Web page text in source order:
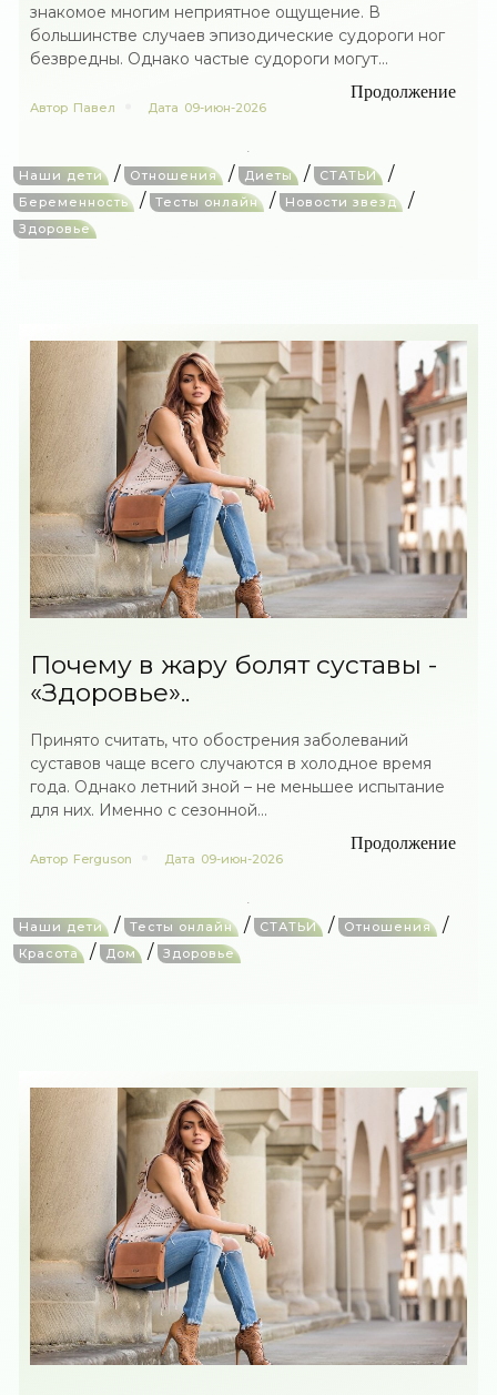
знакомое многим неприятное ощущение. В
большинстве случаев эпизодические судороги ног
безвредны. Однако частые судороги могут...
Продолжение
Автор Павел Дата 09-июн-2026
Наши дети / Отношения / Диеты / СТАТЬИ /
Беременность / Тесты онлайн / Новости звезд /
Здоровье
Почему в жару болят суставы -
«Здоровье»..
Принято считать, что обострения заболеваний
суставов чаще всего случаются в холодное время
года. Однако летний зной – не меньшее испытание
для них. Именно с сезонной...
Продолжение
Автор Ferguson Дата 09-июн-2026
Наши дети / Тесты онлайн / СТАТЬИ / Отношения /
Красота / Дом / Здоровье